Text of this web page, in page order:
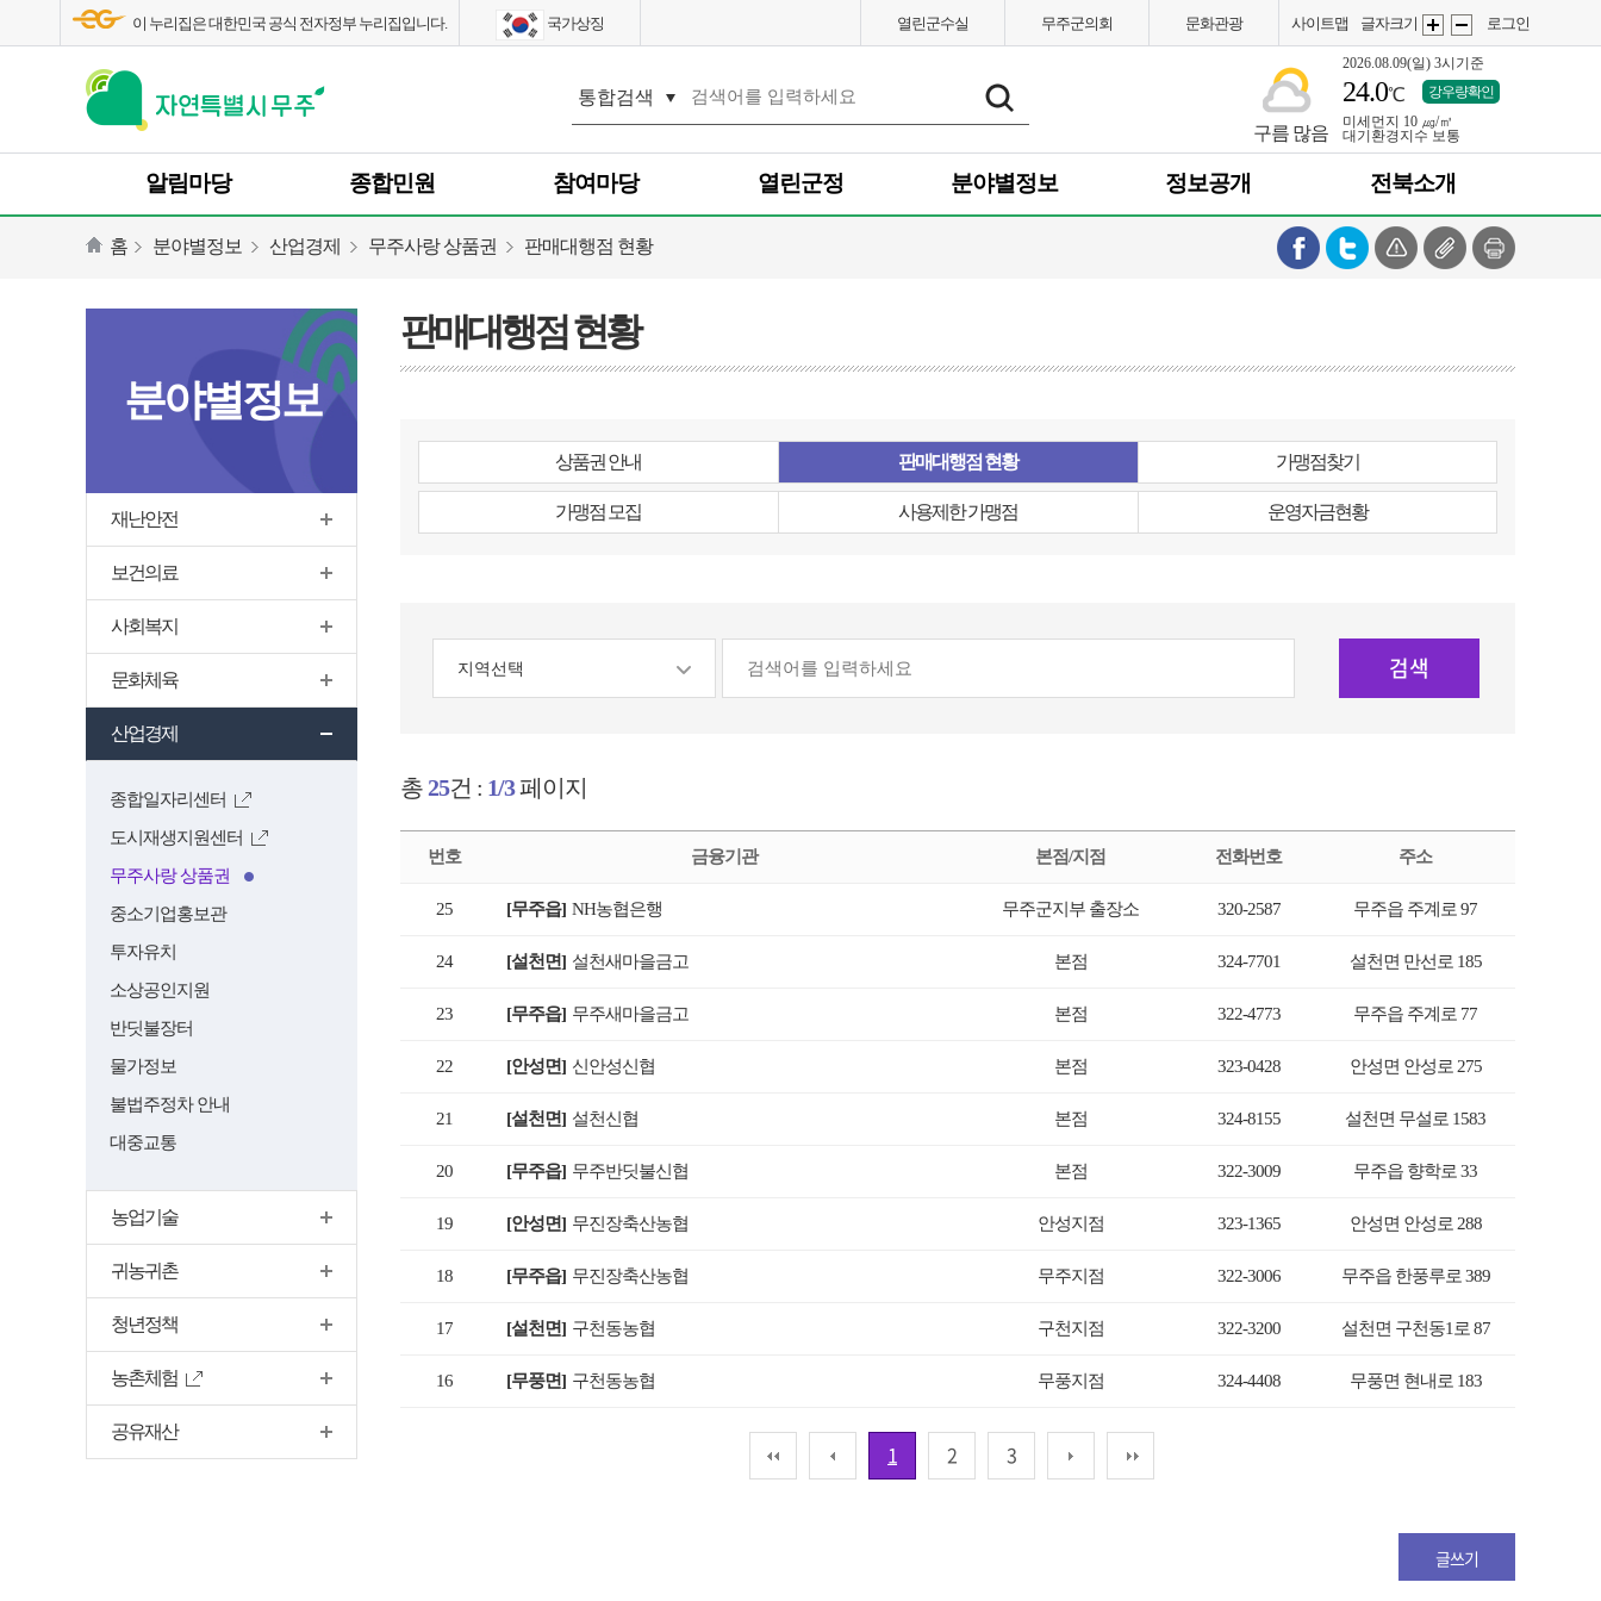
이 누리집은 대한민국 공식 전자정부 누리집입니다. 국가상징 열린군수실 무주군의회 문화관광 사이트맵 글자크기
화
면
게
화
면
로그인
합
색
구름 많음
2026.08.09(일) 3시기준
24.0℃
강우량확인
미세먼지 10 ㎍/㎥
대기환경지수 보통
알림마당 종합민원 참여마당 열린군정 분야별정보 정보공개 전북소개
홈 분야별정보 산업경제 무주사랑 상품권 판매대행점 현황
분야별정보
재난안전
보건의료
사회복지
문화체육
산업경제
종합일자리센터
도시재생지원센터
무주사랑 상품권
중소기업홍보관
투자유치
소상공인지원
반딧불장터
물가정보
불법주정차 안내
대중교통
농업기술
귀농귀촌
청년정책
농촌체험
공유재산
판매대행점 현황
상품권 안내 판매대행점 현황 가맹점찾기
가맹점 모집 사용제한 가맹점 운영자금현황
검색
총 25건 : 1/3페이지
번호 금융기관 본점/지점 전화번호 주소
25 [무주읍] NH농협은행 무주군지부 출장소 320-2587 무주읍 주계로 97
24 [설천면] 설천새마을금고 본점 324-7701 설천면 만선로 185
23 [무주읍] 무주새마을금고 본점 322-4773 무주읍 주계로 77
22 [안성면] 신안성신협 본점 323-0428 안성면 안성로 275
21 [설천면] 설천신협 본점 324-8155 설천면 무설로 1583
20 [무주읍] 무주반딧불신협 본점 322-3009 무주읍 향학로 33
19 [안성면] 무진장축산농협 안성지점 323-1365 안성면 안성로 288
18 [무주읍] 무진장축산농협 무주지점 322-3006 무주읍 한풍루로 389
17 [설천면] 구천동농협 구천지점 322-3200 설천면 구천동1로 87
16 [무풍면] 구천동농협 무풍지점 324-4408 무풍면 현내로 183
1 2 3
글쓰기